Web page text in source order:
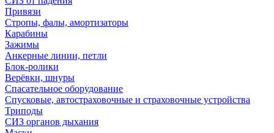
Привязи
Стропы, фалы, амортизаторы
Карабины
Зажимы
Анкерные линии, петли
Блок-ролики
Верёвки, шнуры
Спасательное оборудование
Спусковые, автостраховочные и страховочные устройства
Триподы
СИЗ органов дыхания